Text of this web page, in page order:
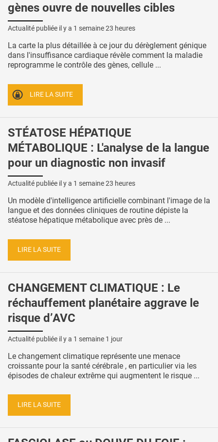
gènes ouvre de nouvelles cibles
Actualité publiée il y a 1 semaine 23 heures
La carte la plus détaillée à ce jour du dérèglement génique
dans l'insuffisance cardiaque révèle comment la maladie
reprogramme le contrôle des gènes, cellule ...
LIRE LA SUITE
STÉATOSE HÉPATIQUE
MÉTABOLIQUE : L'analyse de la langue
pour un diagnostic non invasif
Actualité publiée il y a 1 semaine 23 heures
Un modèle d'intelligence artificielle combinant l'image de la
langue et des données cliniques de routine dépiste la
stéatose hépatique métabolique avec près de ...
LIRE LA SUITE
CHANGEMENT CLIMATIQUE : Le
réchauffement planétaire aggrave le
risque d’AVC
Actualité publiée il y a 1 semaine 1 jour
Le changement climatique représente une menace
croissante pour la santé cérébrale , en particulier via les
épisodes de chaleur extrême qui augmentent le risque ...
LIRE LA SUITE